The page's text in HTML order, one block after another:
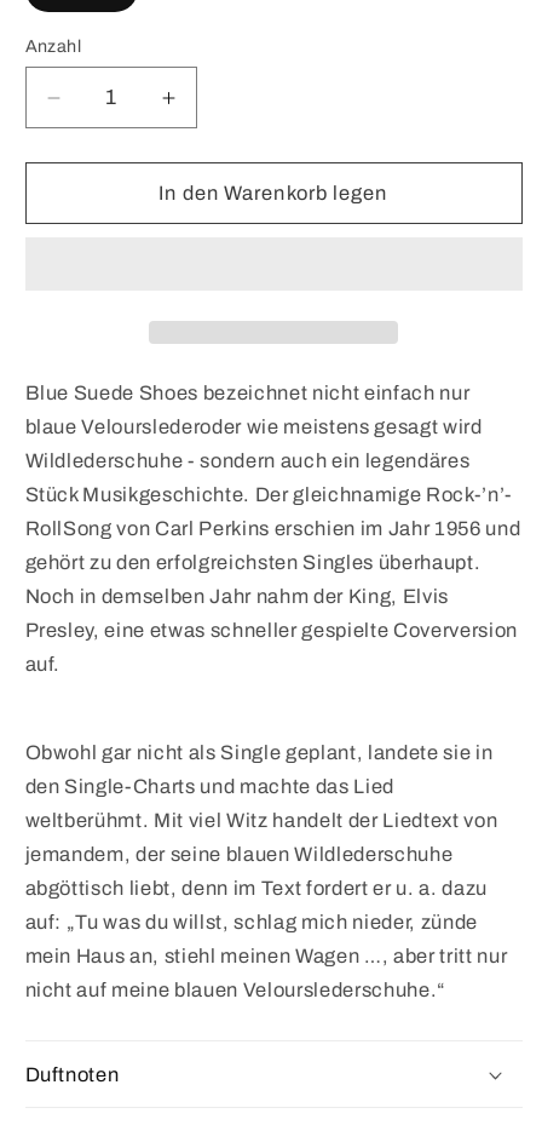
Anzahl
Verringere
die
Menge
Blue
Erhöhe
die
Menge
für
Blue
In den Warenkorb legen
Blue Suede Shoes bezeichnet nicht einfach nur
blaue Velourslederoder wie meistens gesagt wird
Wildlederschuhe - sondern auch ein legendäres
Stück Musikgeschichte. Der gleichnamige Rock-’n’-
RollSong von Carl Perkins erschien im Jahr 1956 und
gehört zu den erfolgreichsten Singles überhaupt.
Noch in demselben Jahr nahm der King, Elvis
Presley, eine etwas schneller gespielte Coverversion
auf.
Obwohl gar nicht als Single geplant, landete sie in
den Single-Charts und machte das Lied
weltberühmt. Mit viel Witz handelt der Liedtext von
jemandem, der seine blauen Wildlederschuhe
abgöttisch liebt, denn im Text fordert er u. a. dazu
auf: „Tu was du willst, schlag mich nieder, zünde
mein Haus an, stiehl meinen Wagen …, aber tritt nur
nicht auf meine blauen Velourslederschuhe.“
Duftnoten